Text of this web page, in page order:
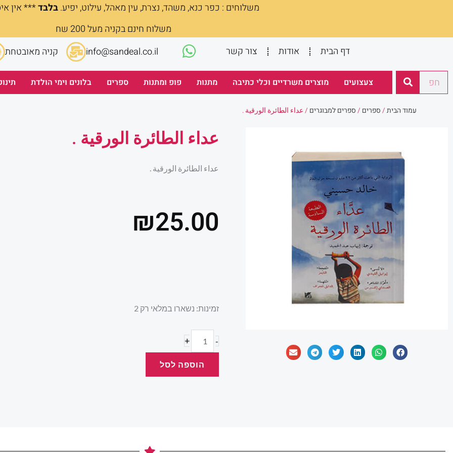
משלוחים : כפר כנא, משהד, נצרת, עין מאהל, עילוט, יפיע.בלבד*** אין
משלוח חינם בקניה מעל 200 שח
דף הבית
אודות צור קשר info@sandeal.co.il קניה מאובטחת
חיפוש צעצועים מוצרים משרדיים וכלי כתיבה מתנות פופ ומתנות ספרים בלונים וימי הולדת
עמוד הבית/ספרים /ספרים למבוגרים / عداء الطائرة الورقية .
عداء الطائرة الورقية .
عداء الطائرة الورقية .
₪25.00
זמינות: נשארו במלאי רק 2
-
כמות
عداء
الطائرة
الورقية
+
הוספה לסל